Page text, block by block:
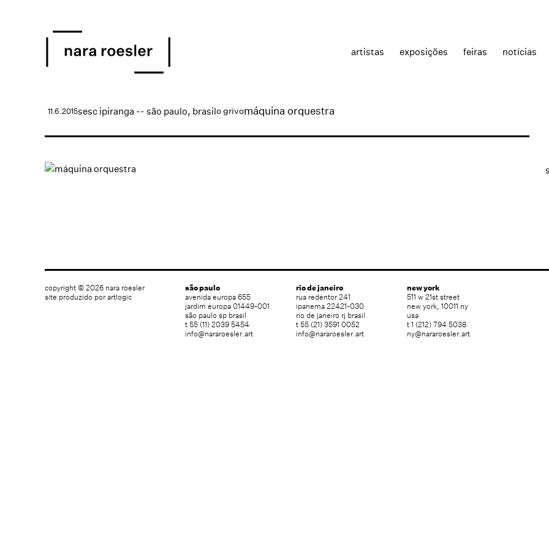
artistas exposições feiras notícias
máquina orquestra
o grivo
sesc ipiranga -- são paulo, brasil
11.6.2015
new york
511 w 21st street
new york, 10011 ny
usa
t 1 (212) 794 5038
ny@nararoesler.art
rio de janeiro
rua redentor 241
ipanema 22421-030
rio de janeiro rj brasil
t 55 (21) 3591 0052
info@nararoesler.art
são paulo
avenida europa 655
jardim europa 01449-001
são paulo sp brasil
t 55 (11) 2039 5454
info@nararoesler.art
copyright © 2026 nara roesler
site produzido por artlogic